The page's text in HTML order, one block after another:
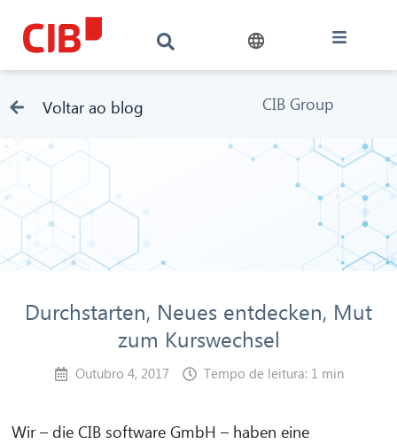
Voltar ao blog CIB Group
Durchstarten, Neues entdecken, Mut
zum Kurswechsel
Outubro 4, 2017 Tempo de leitura: 1 min
Wir – die CIB software GmbH – haben eine